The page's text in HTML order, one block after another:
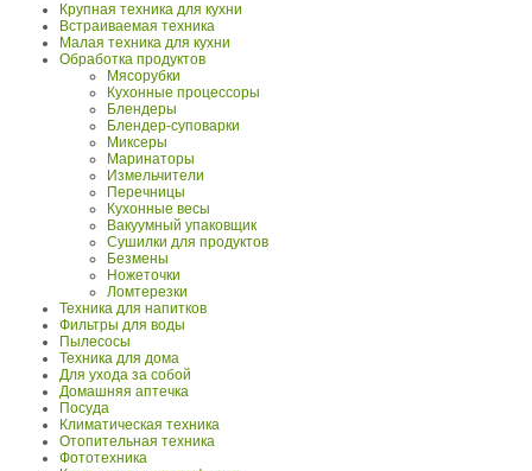
Крупная техника для кухни
Встраиваемая техника
Малая техника для кухни
Обработка продуктов
Мясорубки
Кухонные процессоры
Блендеры
Блендер-суповарки
Миксеры
Маринаторы
Измельчители
Перечницы
Кухонные весы
Вакуумный упаковщик
Сушилки для продуктов
Безмены
Ножеточки
Ломтерезки
Техника для напитков
Фильтры для воды
Пылесосы
Техника для дома
Для ухода за собой
Домашняя аптечка
Посуда
Климатическая техника
Отопительная техника
Фототехника